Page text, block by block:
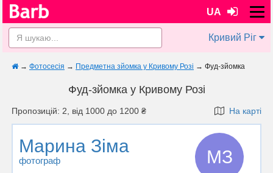
UA
Кривий Ріг
→ Фотосесія → Предметна зйомка у Кривому Розі → Фуд-зйомка
Фуд-зйомка у Кривому Розі
Пропозицій: 2, від 1000 до 1200 ₴ На карті
Марина Зіма
фотограф МЗ